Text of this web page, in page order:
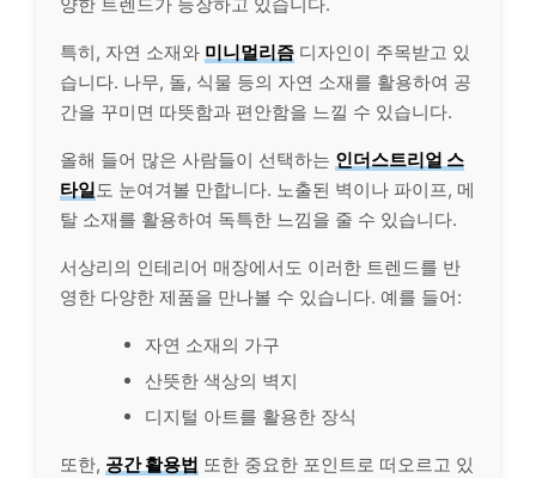
특히, 자연 소재와 미니멀리즘 디자인이 주목받고 있
습니다. 나무, 돌, 식물 등의 자연 소재를 활용하여 공
간을 꾸미면 따뜻함과 편안함을 느낄 수 있습니다.
올해 들어 많은 사람들이 선택하는 인더스트리얼 스
타일도 눈여겨볼 만합니다. 노출된 벽이나 파이프, 메
탈 소재를 활용하여 독특한 느낌을 줄 수 있습니다.
서상리의 인테리어 매장에서도 이러한 트렌드를 반
영한 다양한 제품을 만나볼 수 있습니다. 예를 들어:
자연 소재의 가구
산뜻한 색상의 벽지
디지털 아트를 활용한 장식
또한, 공간 활용법 또한 중요한 포인트로 떠오르고 있